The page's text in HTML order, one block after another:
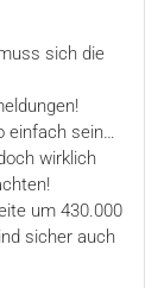
sich die
einfach sein…
wirklich
um 430.000
sicher auch